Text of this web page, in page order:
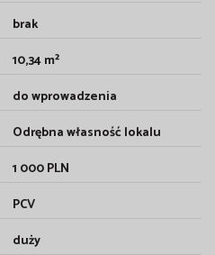
brak
10,34 m²
do wprowadzenia
Odrębna własność lokalu
1 000 PLN
PCV
duży